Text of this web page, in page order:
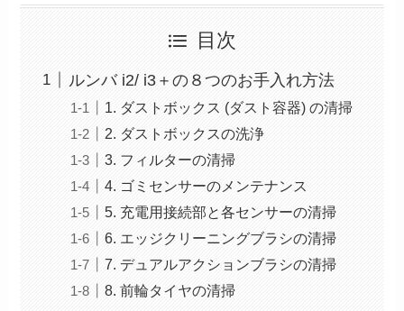
目次
ルンバ i2/ i3＋の８つのお手入れ方法
1. ダストボックス (ダスト容器) の清掃
2. ダストボックスの洗浄
3. フィルターの清掃
4. ゴミセンサーのメンテナンス
5. 充電用接続部と各センサーの清掃
6. エッジクリーニングブラシの清掃
7. デュアルアクションブラシの清掃
8. 前輪タイヤの清掃